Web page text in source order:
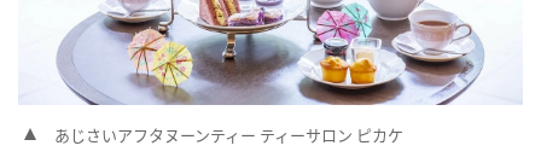
あじさいアフタヌーンティー ティーサロン ピカケ